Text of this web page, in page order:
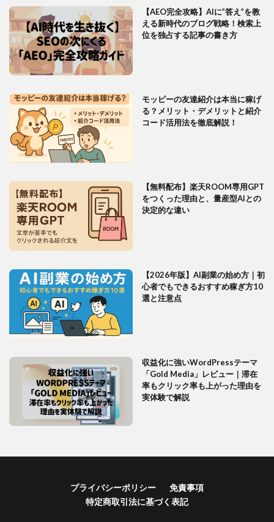
【AEO完全攻略】AIに”答え”を教
える新時代のブログ戦略！検索上
位を独占する記事の書き方
モッピーの友達紹介は本当に稼げ
る？メリット・デメリットと紹介
コード活用法を徹底解説！
【無料配布】楽天ROOM専用GPT
をつくった理由と、量産型AIとの
決定的な違い
【2026年版】AI副業の始め方｜初
心者でもできるおすすめ稼ぎ方10
選と注意点
収益化に強いWordPressテーマ
「Gold Media」レビュー｜滞在
率もクリック率も上がった理由を
実体験で解説
プライバシーポリシー
免責事項
特定商取引法に基づく表記